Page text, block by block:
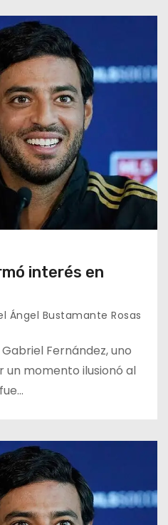
interés en
Ángel Bustamante Rosas
Fernández, uno
un momento ilusionó al